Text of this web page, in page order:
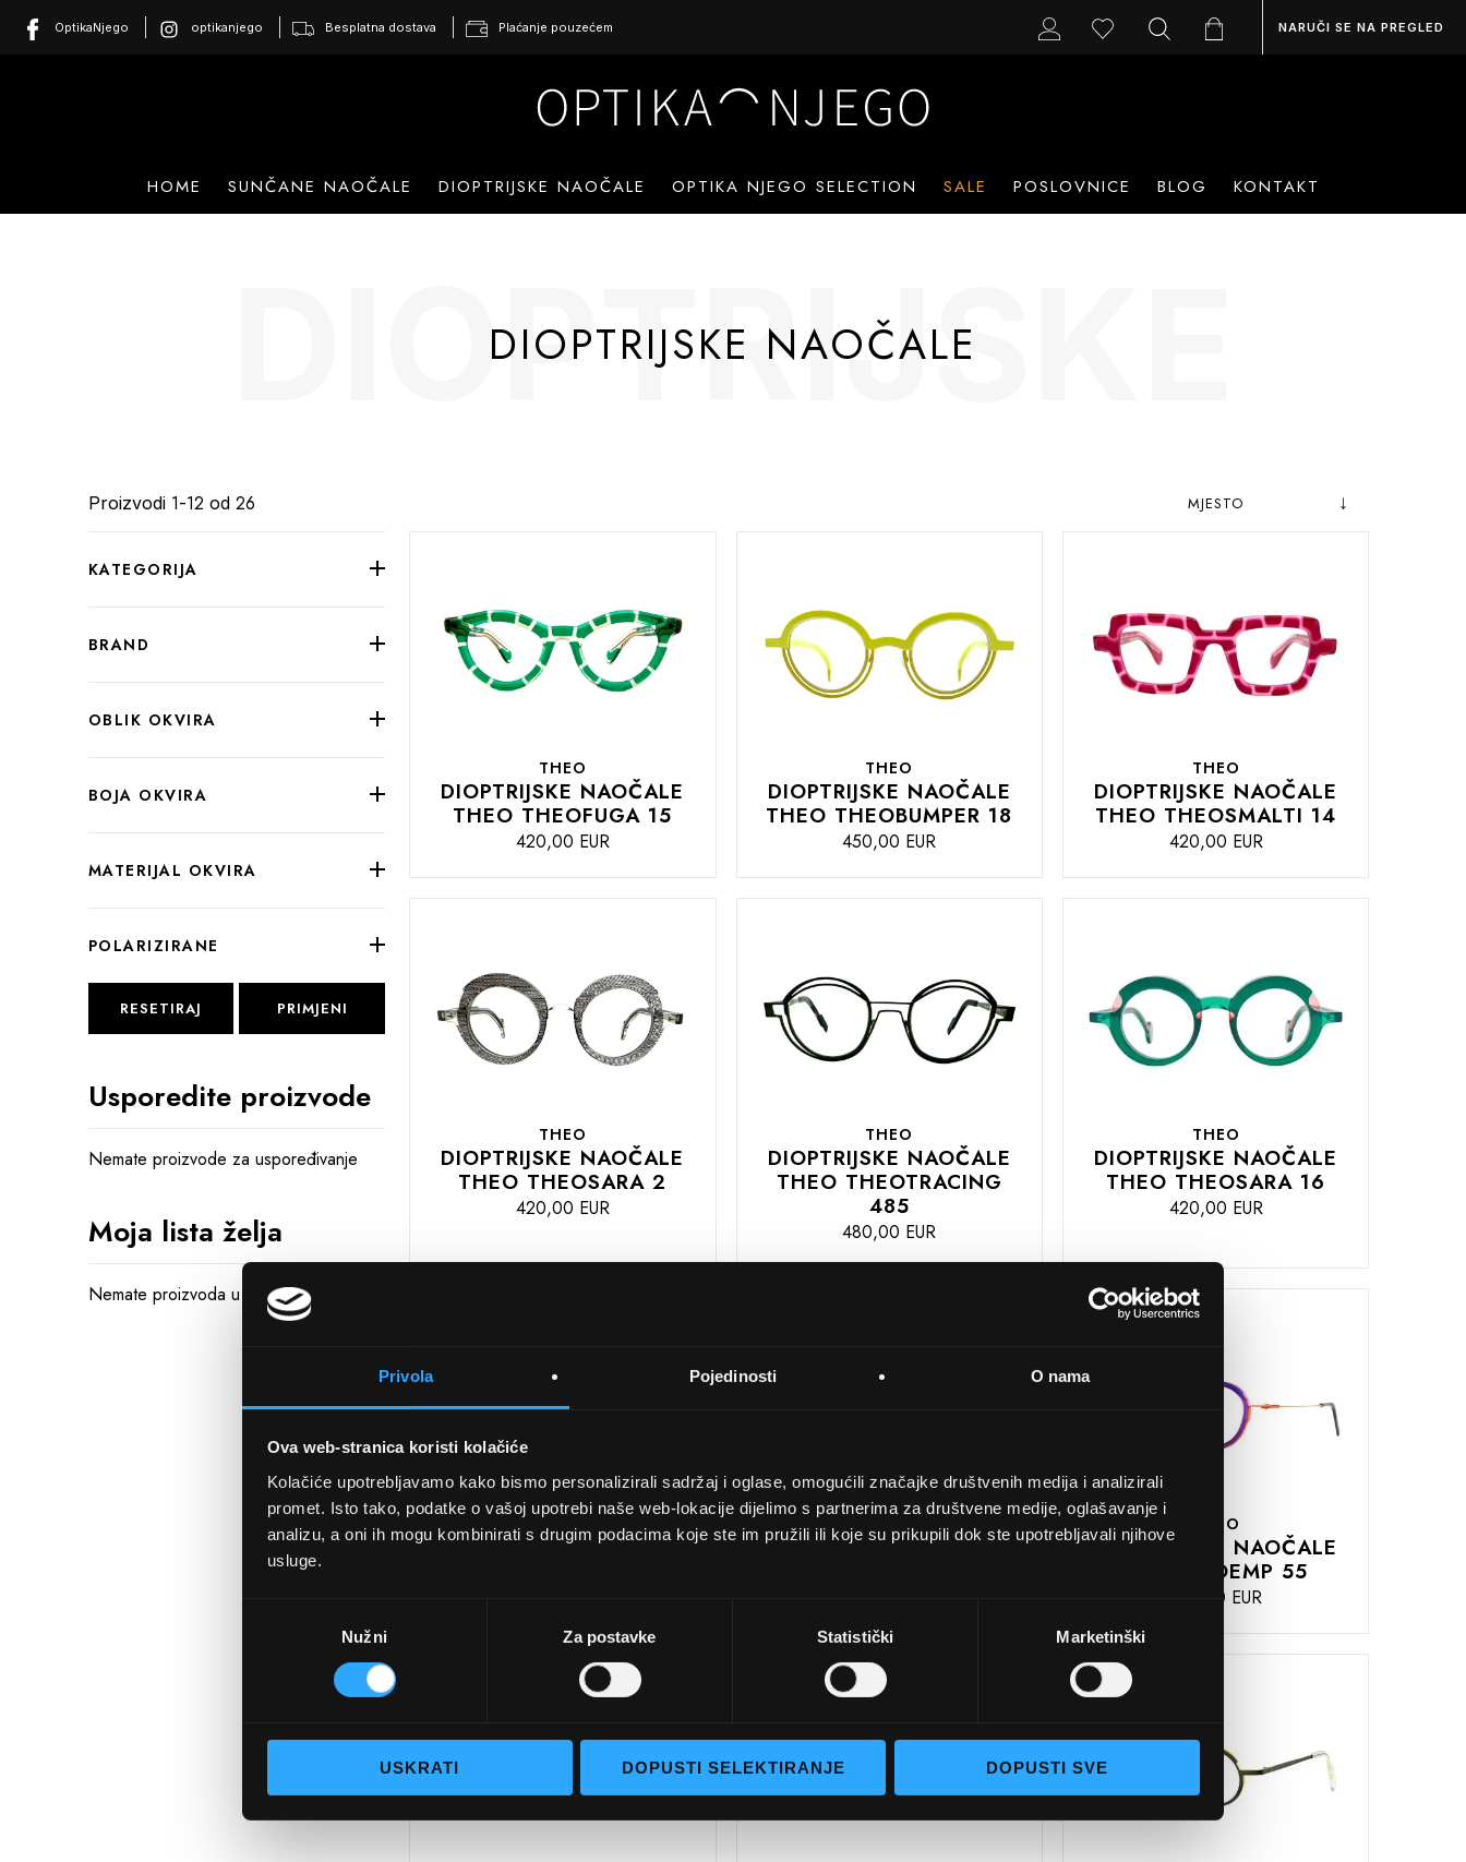
Privola Pojedinosti O nama
Ova web-stranica koristi kolačiće
Kolačiće upotrebljavamo kako bismo personalizirali sadržaj i oglase, omogućili značajke društvenih medija i analizirali
promet. Isto tako, podatke o vašoj upotrebi naše web-lokacije dijelimo s partnerima za društvene medije, oglašavanje i
analizu, a oni ih mogu kombinirati s drugim podacima koje ste im pružili ili koje su prikupili dok ste upotrebljavali njihove
usluge.
Nužni Za postavke Statistički Marketinški
USKRATI DOPUSTI SELEKTIRANJE DOPUSTI SVE
OptikaNjego optikanjego Besplatna dostava Plaćanje pouzećem NARUČI SE NA PREGLED
HOME SUNČANE NAOČALE DIOPTRIJSKE NAOČALE OPTIKA NJEGO SELECTION SALE POSLOVNICE BLOG KONTAKT
DIOPTRIJSKE
DIOPTRIJSKE NAOČALE
Proizvodi 1-12 od 26 Sortiraj
THEO
DIOPTRIJSKE NAOČALE
THEO THEOFUGA 15
420,00 EUR
DODAJTE
THEO
DIOPTRIJSKE NAOČALE
THEO THEOBUMPER 18
450,00 EUR
DODAJTE
THEO
DIOPTRIJSKE NAOČALE
THEO THEOSMALTI 14
420,00 EUR
DODAJTE
THEO
DIOPTRIJSKE NAOČALE
THEO THEOSARA 2
420,00 EUR
THEO
DIOPTRIJSKE NAOČALE
THEO THEOTRACING
485
480,00 EUR
THEO
DIOPTRIJSKE NAOČALE
THEO THEOSARA 16
420,00 EUR
KOŠARICU
THEO
DIOPTRIJSKE NAOČALE
THEO
DIOPTRIJSKE NAOČALE
THEO
DIOPTRIJSKE NAOČALE
THEOSTOEMP 55
470,00 EUR
DODAJTE
U
KOŠARICU
KATEGORIJA
BRAND
OBLIK OKVIRA
BOJA OKVIRA
MATERIJAL OKVIRA
POLARIZIRANE
RESETIRAJ PRIMJENI
Usporedite proizvode
Nemate proizvode za uspoređivanje
Moja lista želja
Nemate proizvoda u Vašoj listi želja